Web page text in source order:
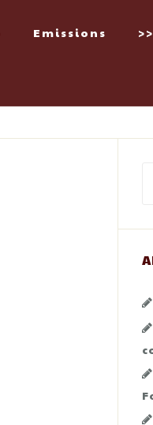
Emissions